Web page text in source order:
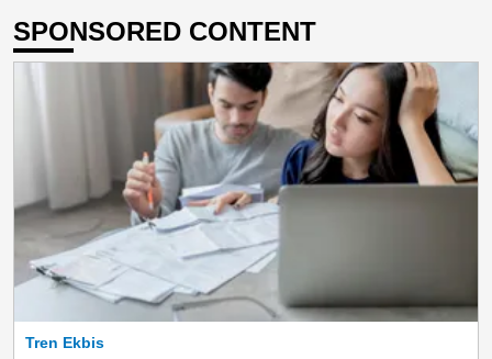
SPONSORED CONTENT
Tren Ekbis